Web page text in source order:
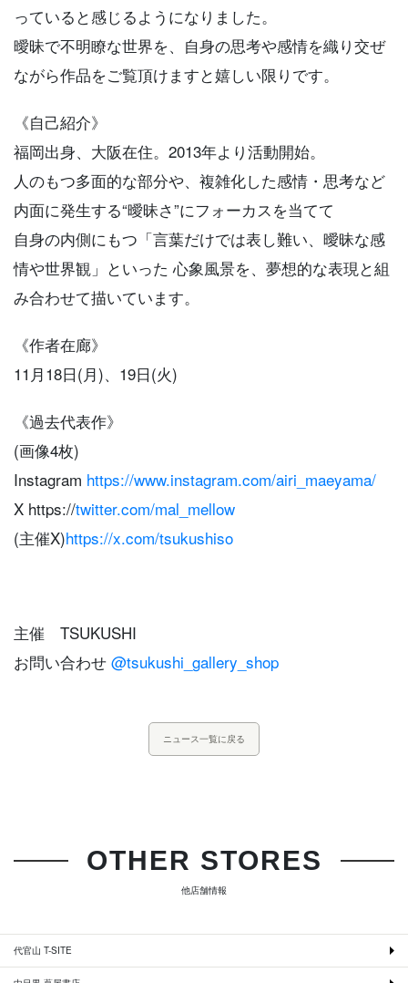
っていると感じるようになりました。
曖昧で不明瞭な世界を、自身の思考や感情を織り交ぜ
ながら作品をご覧頂けますと嬉しい限りです。
《自己紹介》
福岡出身、大阪在住。2013年より活動開始。
人のもつ多面的な部分や、複雑化した感情・思考など
内面に発生する“曖昧さ”にフォーカスを当てて
自身の内側にもつ「言葉だけでは表し難い、曖昧な感
情や世界観」といった 心象風景を、夢想的な表現と組
み合わせて描いています。
《作者在廊》
11月18日(月)、19日(火)
《過去代表作》
(画像4枚)
Instagram https://www.instagram.com/airi_maeyama/
X https://twitter.com/mal_mellow
(主催X)https://x.com/tsukushiso
主催 TSUKUSHI
お問い合わせ @tsukushi_gallery_shop
ニュース一覧に戻る
OTHER STORES
他店舗情報
代官山 T-SITE